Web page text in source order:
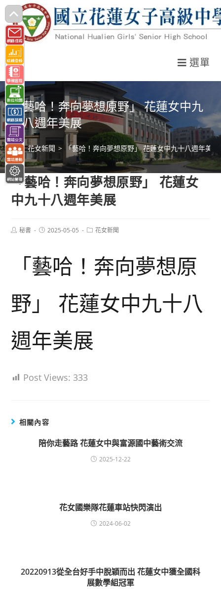
跳
轉
至
主
要
內
容
選單
「藝哈！奔向夢想原野」 花蓮女中九
十八週年美展
> 花女新聞 > 「藝哈！奔向夢想原野」 花蓮女中九十八週年美展
「藝哈！奔向夢想原野」 花蓮女
中九十八週年美展
Post秘書
Post2025-05-05
Post花女新聞
「藝哈！奔向夢想原
野」 花蓮女中九十八
週年美展
Post Views: 333
相關內容
陪你走藝路 花蓮女中與富源國中藝術交流
2025-12-22
花女國樂隊花蓮車站快閃演出
2024-06-02
20220913從全台好手中脫穎而出 花蓮女中獲全國科
展數學組冠軍